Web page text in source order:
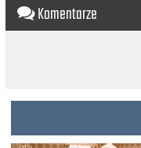
Komentarze